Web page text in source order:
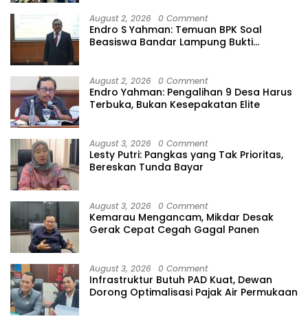
August 2, 2026 0 Comment
Endro S Yahman: Temuan BPK Soal
Beasiswa Bandar Lampung Bukti
August 2, 2026 0 Comment
Endro Yahman: Pengalihan 9 Desa Harus
Terbuka, Bukan Kesepakatan Elite
August 3, 2026 0 Comment
Lesty Putri: Pangkas yang Tak Prioritas,
Bereskan Tunda Bayar
August 3, 2026 0 Comment
Kemarau Mengancam, Mikdar Desak
Gerak Cepat Cegah Gagal Panen
August 3, 2026 0 Comment
Infrastruktur Butuh PAD Kuat, Dewan
Dorong Optimalisasi Pajak Air Permukaan